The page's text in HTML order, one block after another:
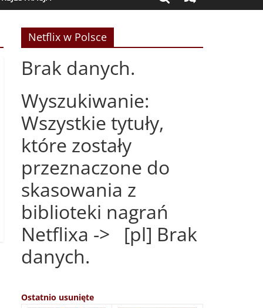
Netflix w Polsce
Brak danych.
Wyszukiwanie:
Wszystkie tytuły,
które zostały
przeznaczone do
skasowania z
biblioteki nagrań
Netflixa -> [pl] Brak
danych.
Ostatnio usunięte